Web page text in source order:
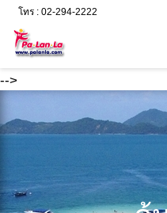
-->
โทร : 02-294-2222